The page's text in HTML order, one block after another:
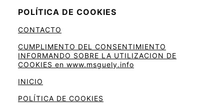
POLÍTICA DE COOKIES
CONTACTO
CUMPLIMENTO DEL CONSENTIMIENTO
INFORMANDO SOBRE LA UTILIZACION DE
COOKIES en www.msguely.info
INICIO
POLÍTICA DE COOKIES